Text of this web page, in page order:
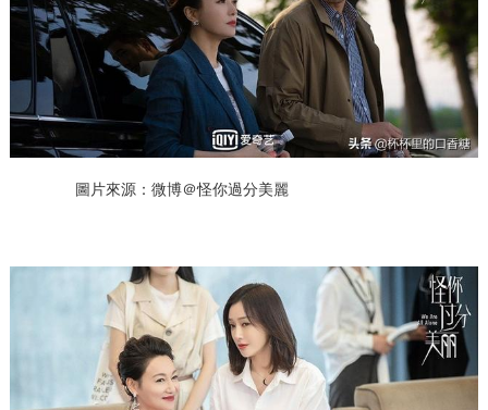
圖片來源：微博＠怪你過分美麗